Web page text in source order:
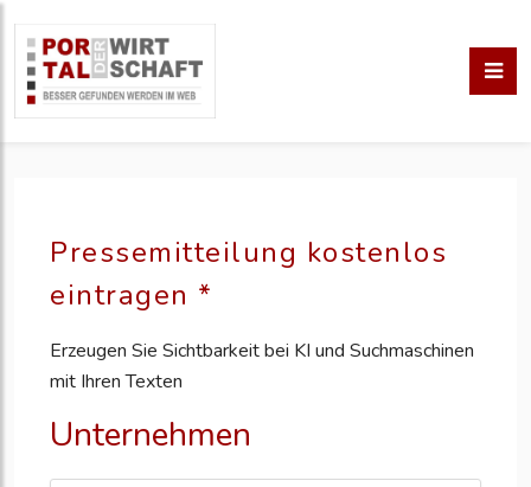
Pressemitteilung kostenlos
eintragen *
Erzeugen Sie Sichtbarkeit bei KI und Suchmaschinen
mit Ihren Texten
Unternehmen